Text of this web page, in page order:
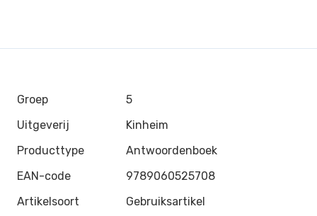
Groep
5
Uitgeverij
Kinheim
Producttype
Antwoordenboek
EAN-code
9789060525708
Artikelsoort
Gebruiksartikel